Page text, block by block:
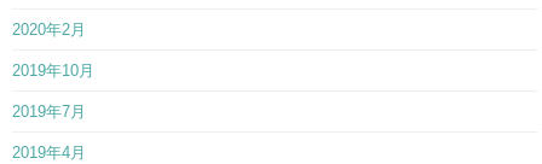
2020年2月
2019年10月
2019年7月
2019年4月